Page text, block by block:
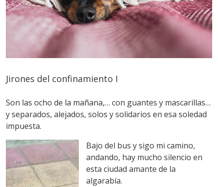
Jirones del confinamiento I
Son las ocho de la mañana,… con guantes y mascarillas…
y separados, alejados, solos y solidarios en esa soledad
impuesta.
Bajo del bus y sigo mi camino,
andando, hay mucho silencio en
esta ciudad amante de la
algarabía.